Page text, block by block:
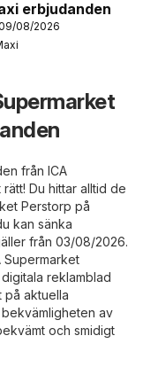
erbjudanden
08/2026
från ICA
Du hittar alltid de
Perstorp på
kan sänka
från 03/08/2026.
Supermarket
reklamblad
på aktuella
av
och smidigt